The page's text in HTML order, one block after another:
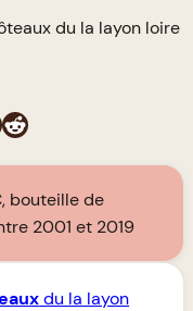
du la layon loire
Reddit
bouteille de
2001 et 2019
du la layon